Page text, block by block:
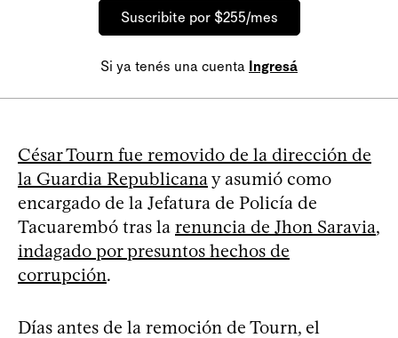
Suscribite por $255/mes
Si ya tenés una cuenta Ingresá
César Tourn fue removido de la dirección de
la Guardia Republicanay asumió como
encargado de la Jefatura de Policía de
Tacuarembó tras la renuncia de Jhon Saravia,
indagado por presuntos hechos de
corrupción.
Días antes de la remoción de Tourn, el